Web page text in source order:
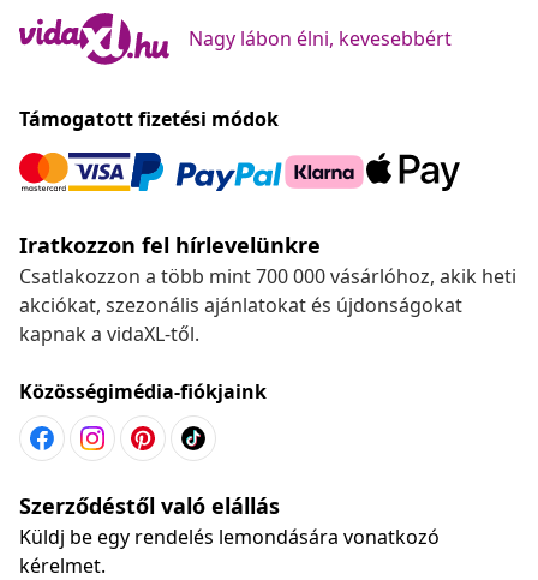
Nagy lábon élni, kevesebbért
Támogatott fizetési módok
Iratkozzon fel hírlevelünkre
Csatlakozzon a több mint 700 000 vásárlóhoz, akik heti
akciókat, szezonális ajánlatokat és újdonságokat
kapnak a vidaXL-től.
Közösségimédia-fiókjaink
Szerződéstől való elállás
Küldj be egy rendelés lemondására vonatkozó
kérelmet.